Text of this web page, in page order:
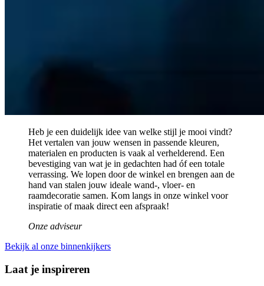
Heb je een duidelijk idee van welke stijl je mooi vindt?
Het vertalen van jouw wensen in passende kleuren,
materialen en producten is vaak al verhelderend. Een
bevestiging van wat je in gedachten had óf een totale
verrassing. We lopen door de winkel en brengen aan de
hand van stalen jouw ideale wand-, vloer- en
raamdecoratie samen. Kom langs in onze winkel voor
inspiratie of maak direct een afspraak!
Onze adviseur
Bekijk al onze binnenkijkers
Laat je inspireren